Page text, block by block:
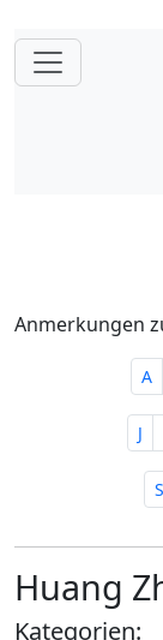
Anmerkungen
A
J
S
Huang
Kategorien: